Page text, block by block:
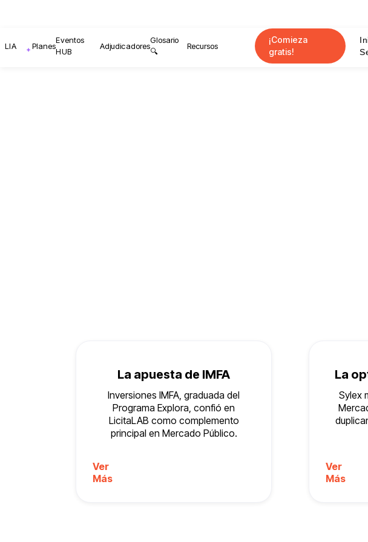
LIA Planes
Eventos
HUB
Adjudicadores
Glosario
🔍
Recursos
¡Comieza
gratis!
La apuesta de IMFA
Inversiones IMFA, graduada del
Programa Explora, confió en
LicitaLAB como complemento
principal en Mercado Público.
Ver
Más
La
Sylex
Ver
Más